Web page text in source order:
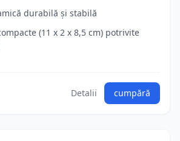
durabilă și stabilă
(11 x 2 x 8,5 cm) potrivite
Detalii cumpără